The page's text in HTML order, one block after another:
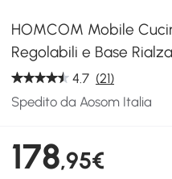
HOMCOM Mobile
Regolabili e Base
4.7 (21)
Spedito da Aosom Italia
178,95€